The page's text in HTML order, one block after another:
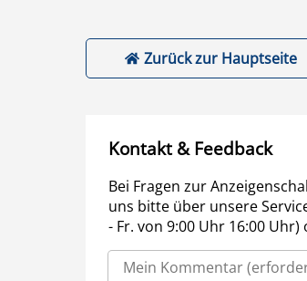
Zurück zur Hauptseite
Kontakt & Feedback
Bei Fragen zur
uns bitte über unsere
- Fr. von 9:00 Uhr 16:00